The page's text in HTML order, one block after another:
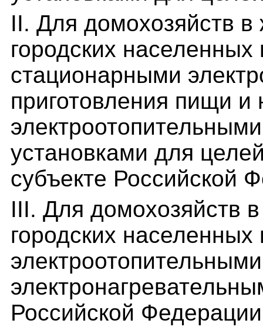
II. Для домохозяйств
городских
стационарными
приготовления пищи
установками для
субъекте Российской
III. Для домохозяйств
городских
Российской Федерации